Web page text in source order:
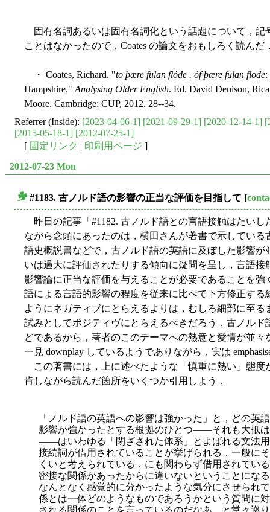
固有名詞あるいは固有名詞化という話題について，記
ことはなかったので，Coates の論文をおもしろく読んだ
・ Coates, Richard. "to þære fulan flóde . óf þære fulan flode:
Hampshire." Analysing Older English. Ed. David Denison,
Moore. Cambridge: CUP, 2012. 28--34.
Referrer (Inside): [2023-04-06-1] [2021-09-29-1] [2020-12-14-1]
[2015-05-18-1] [2012-07-25-1]
[ 固定リンク | 印刷用ページ ]
2012-07-23 Mon
#1183. 古ノルド語の影響の正当な評価を目指して [
昨日の記事「#1182. 古ノルド語との言語接触はたいし
ながら念頭にあったのは，横田さんが著書で示してい
語史概説書などで，古ノルド語の英語に及ぼした影響
いは過大に評価されたりする傾向に疑問を呈し，言語
影響論に正当な評価を与えることが必要であることを
語による言語的影響の程度を従来に比べて下方修正す
ようにネガティブにとらえるよりは，むしろ細部に至
試みとしてポジティヴにとらえるべきだろう．古ノル
どであるから，著者のこのテーマへの熱意と愛情が並
一見 downplay しているようでありながら，実は
この著書には，上に述べたような「慎重に熱い」態度
肯しながら読んだ箇所をいくつか引用しよう．
「ノルド語の英語への影響は強かった」と，どの英
影響が強かったとする根拠のひとつ――それも大抵
――はいわゆる「閉ざされた体系」とよばれる文法
接続詞が借用されていることが挙げられる．一般に
くいと考えられている．にも関わらず借用されてい
密接な関係があったからに違いないということにな
なんとなく感覚的に分かったような気分にさせられ
係とは一体どのようなものであろうかという質問に
される関係のことを言っているのだなあ，と堂々巡